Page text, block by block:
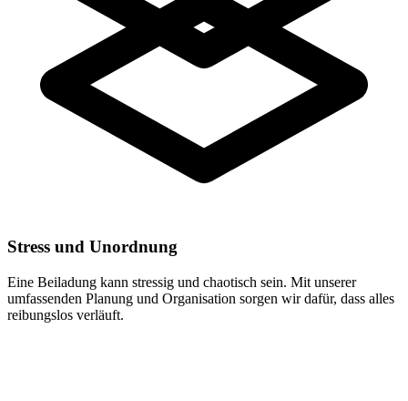
Stress und Unordnung
Eine Beiladung kann stressig und chaotisch sein. Mit unserer
umfassenden Planung und Organisation sorgen wir dafür, dass alles
reibungslos verläuft.